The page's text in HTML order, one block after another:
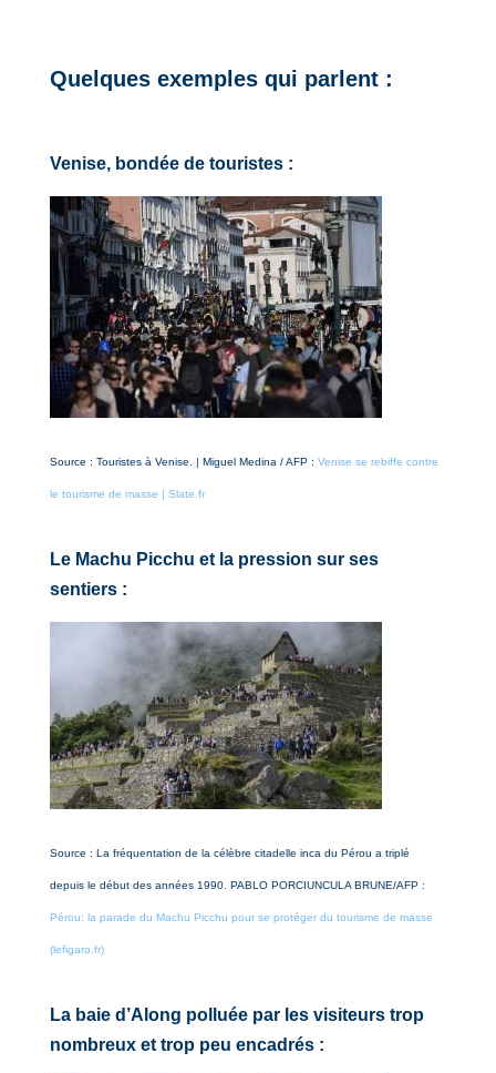
Quelques exemples qui parlent :
Venise, bondée de touristes :
Source : Touristes à Venise. | Miguel Medina / AFP : Venise se rebiffe contre
le tourisme de masse | Slate.fr
Le Machu Picchu et la pression sur ses
sentiers :
Source : La fréquentation de la célèbre citadelle inca du Pérou a triplé
depuis le début des années 1990. PABLO PORCIUNCULA BRUNE/AFP :
Pérou: la parade du Machu Picchu pour se protéger du tourisme de masse
(lefigaro.fr)
La baie d’Along polluée par les visiteurs trop
nombreux et trop peu encadrés :